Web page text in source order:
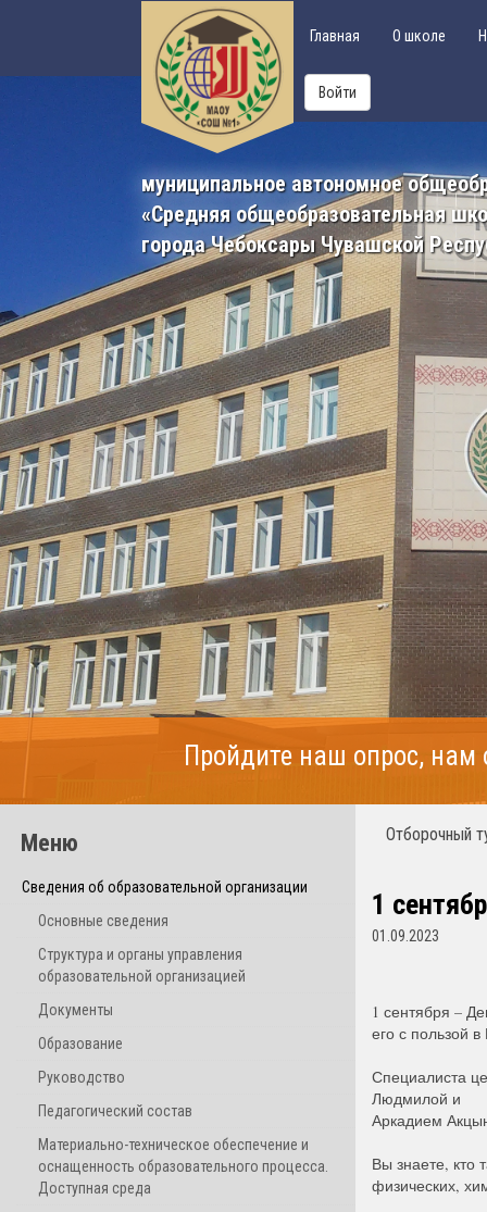
Главная О школе
Войти
муниципальное автономное
«Средняя общеобразовательная
города Чебоксары Чувашской
Пройдите наш опрос,
Меню
Сведения об образовательной организации
Основные сведения
Структура и органы управления
образовательной организацией
Документы
Образование
Руководство
Педагогический состав
Материально-техническое обеспечение и
оснащенность образовательного процесса.
Доступная среда
Отборочный
1
01.09.2023
1 сентября –
его с пользой
Специалиста
Людмилой и
Аркадием
Вы знаете, кто
физических,